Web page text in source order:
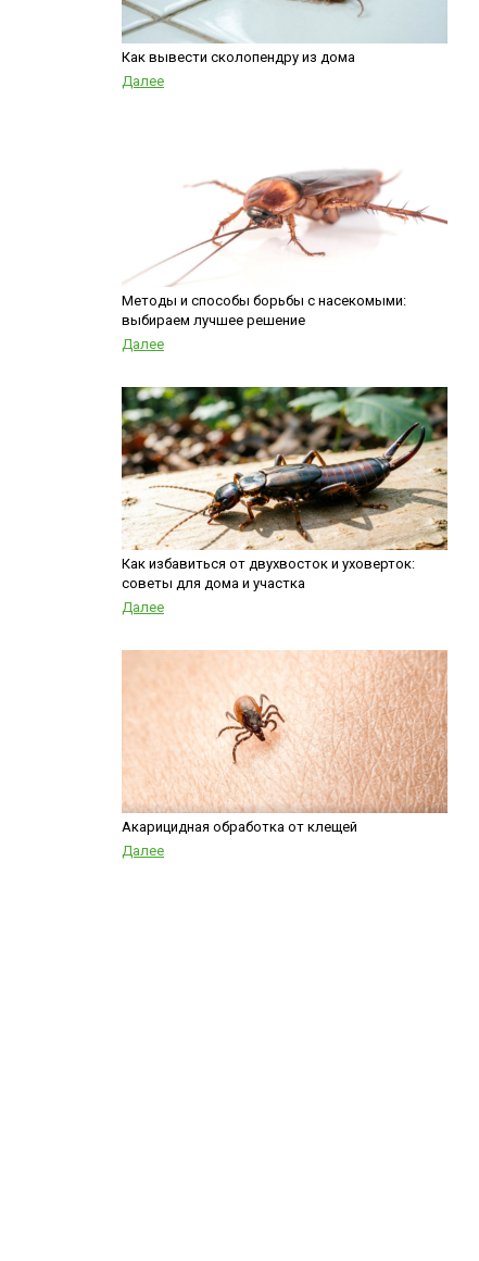
Шершни
Медведка
Дезинсекция помещений
Чешуйницы
Паук
Многоквартирный дом
Как вывести сколопендру из дома
Далее
Методы и способы борьбы с насекомыми:
выбираем лучшее решение
Далее
Как избавиться от двухвосток и уховерток:
советы для дома и участка
Далее
Акарицидная обработка от клещей
Далее